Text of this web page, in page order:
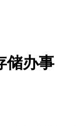
储办事